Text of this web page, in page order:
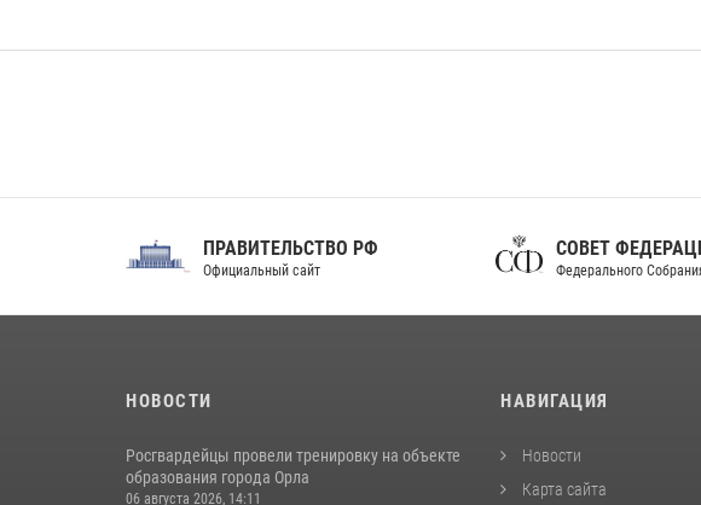
ПРАВИТЕЛЬСТВО РФ
Официальный сайт
СОВЕТ
Федерального
НОВОСТИ
Росгвардейцы провели тренировку на объекте
образования города Орла
06 августа 2026, 14:11
НАВИГАЦИЯ
Новости
Карта сайта